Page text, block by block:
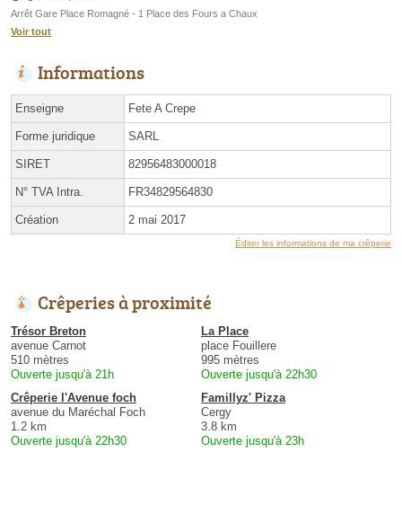
Arrêt Gare Place Romagné - 1 Place des Fours a Chaux
Voir tout
Informations
Enseigne Fete A Crepe
Forme juridique SARL
SIRET 82956483000018
N° TVA Intra. FR34829564830
Création 2 mai 2017
Éditer les informations de ma crêperie
Crêperies à proximité
Trésor Breton
avenue Carnot
510 mètres
Ouverte jusqu'à 21h
La Place
place Fouillere
995 mètres
Ouverte jusqu'à 22h30
Crêperie l'Avenue foch
avenue du Maréchal Foch
1.2 km
Ouverte jusqu'à 22h30
Famillyz' Pizza
Cergy
3.8 km
Ouverte jusqu'à 23h